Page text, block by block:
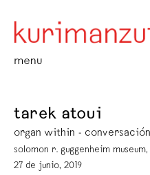
menu
tarek atoui
organ within -
solomon r. guggenheim
27 de junio, 2019